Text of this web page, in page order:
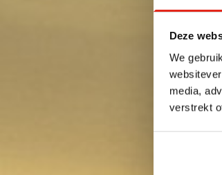
Deze
We
media,
verstrekt